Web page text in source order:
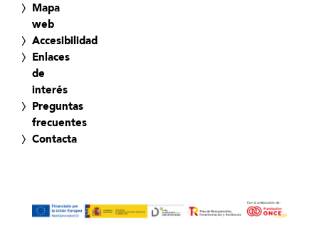
Mapa
web
Accesibilidad
Enlaces
de
interés
Preguntas
frecuentes
Contacta